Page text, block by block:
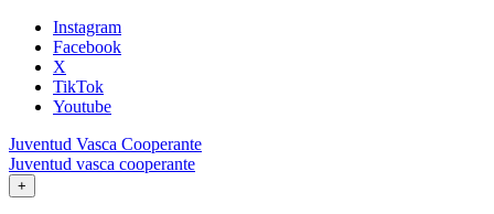
Instagram
Facebook
X
TikTok
Youtube
Juventud Vasca Cooperante
Juventud vasca cooperante
+